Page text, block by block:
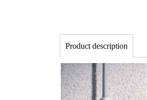
Product description